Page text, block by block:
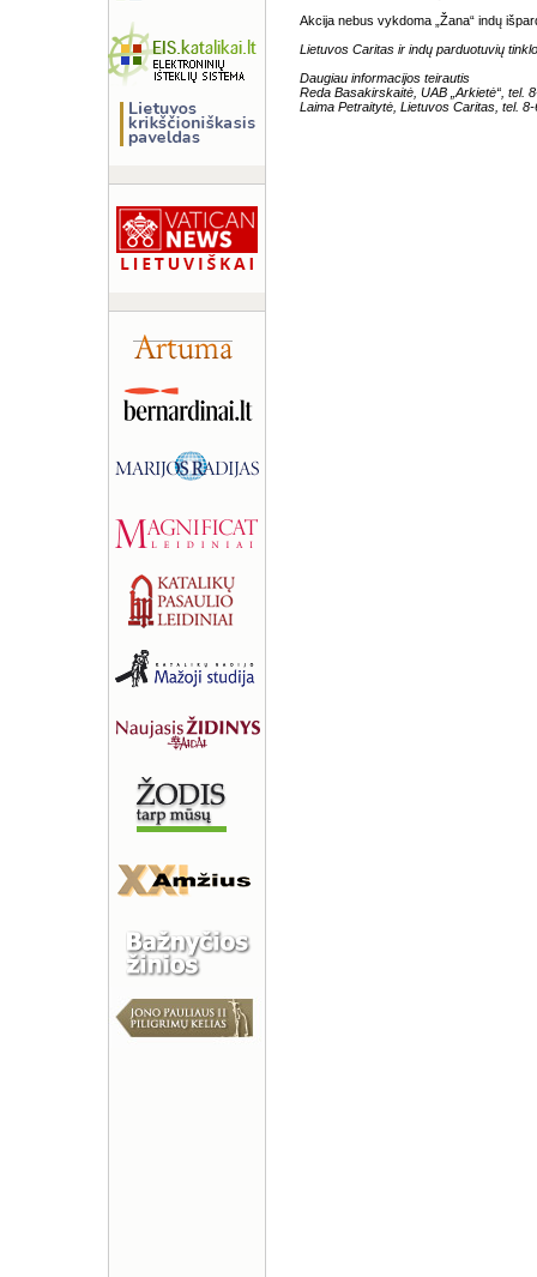
Akcija nebus vykdoma „Žana“ indų
Lietuvos Caritas ir indų parduotuvių
Daugiau informacijos teirautis
Reda Basakirskaitė, UAB „Arkietė“, tel.
Laima Petraitytė, Lietuvos Caritas, tel.